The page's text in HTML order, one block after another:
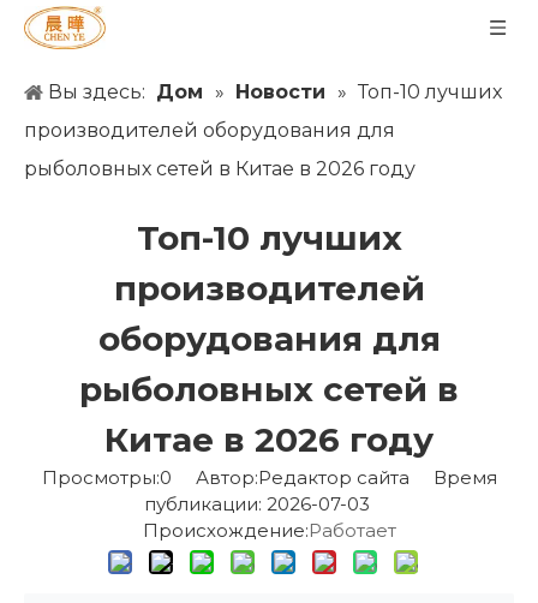
Вы здесь: Дом » Новости » Топ-10 лучших
производителей оборудования для
рыболовных сетей в Китае в 2026 году
Топ-10 лучших
производителей
оборудования для
рыболовных сетей в
Китае в 2026 году
Просмотры:0 Автор:Pедактор сайта Время
публикации: 2026-07-03
Происхождение:Работает